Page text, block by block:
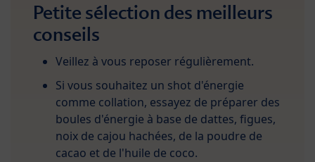
Petite sélection des meilleurs
conseils
Veillez à vous reposer régulièrement.
Si vous souhaitez un shot d'énergie
comme collation, essayez de préparer des
boules d'énergie à base de dattes, figues,
noix de cajou hachées, de la poudre de
cacao et de l'huile de coco.